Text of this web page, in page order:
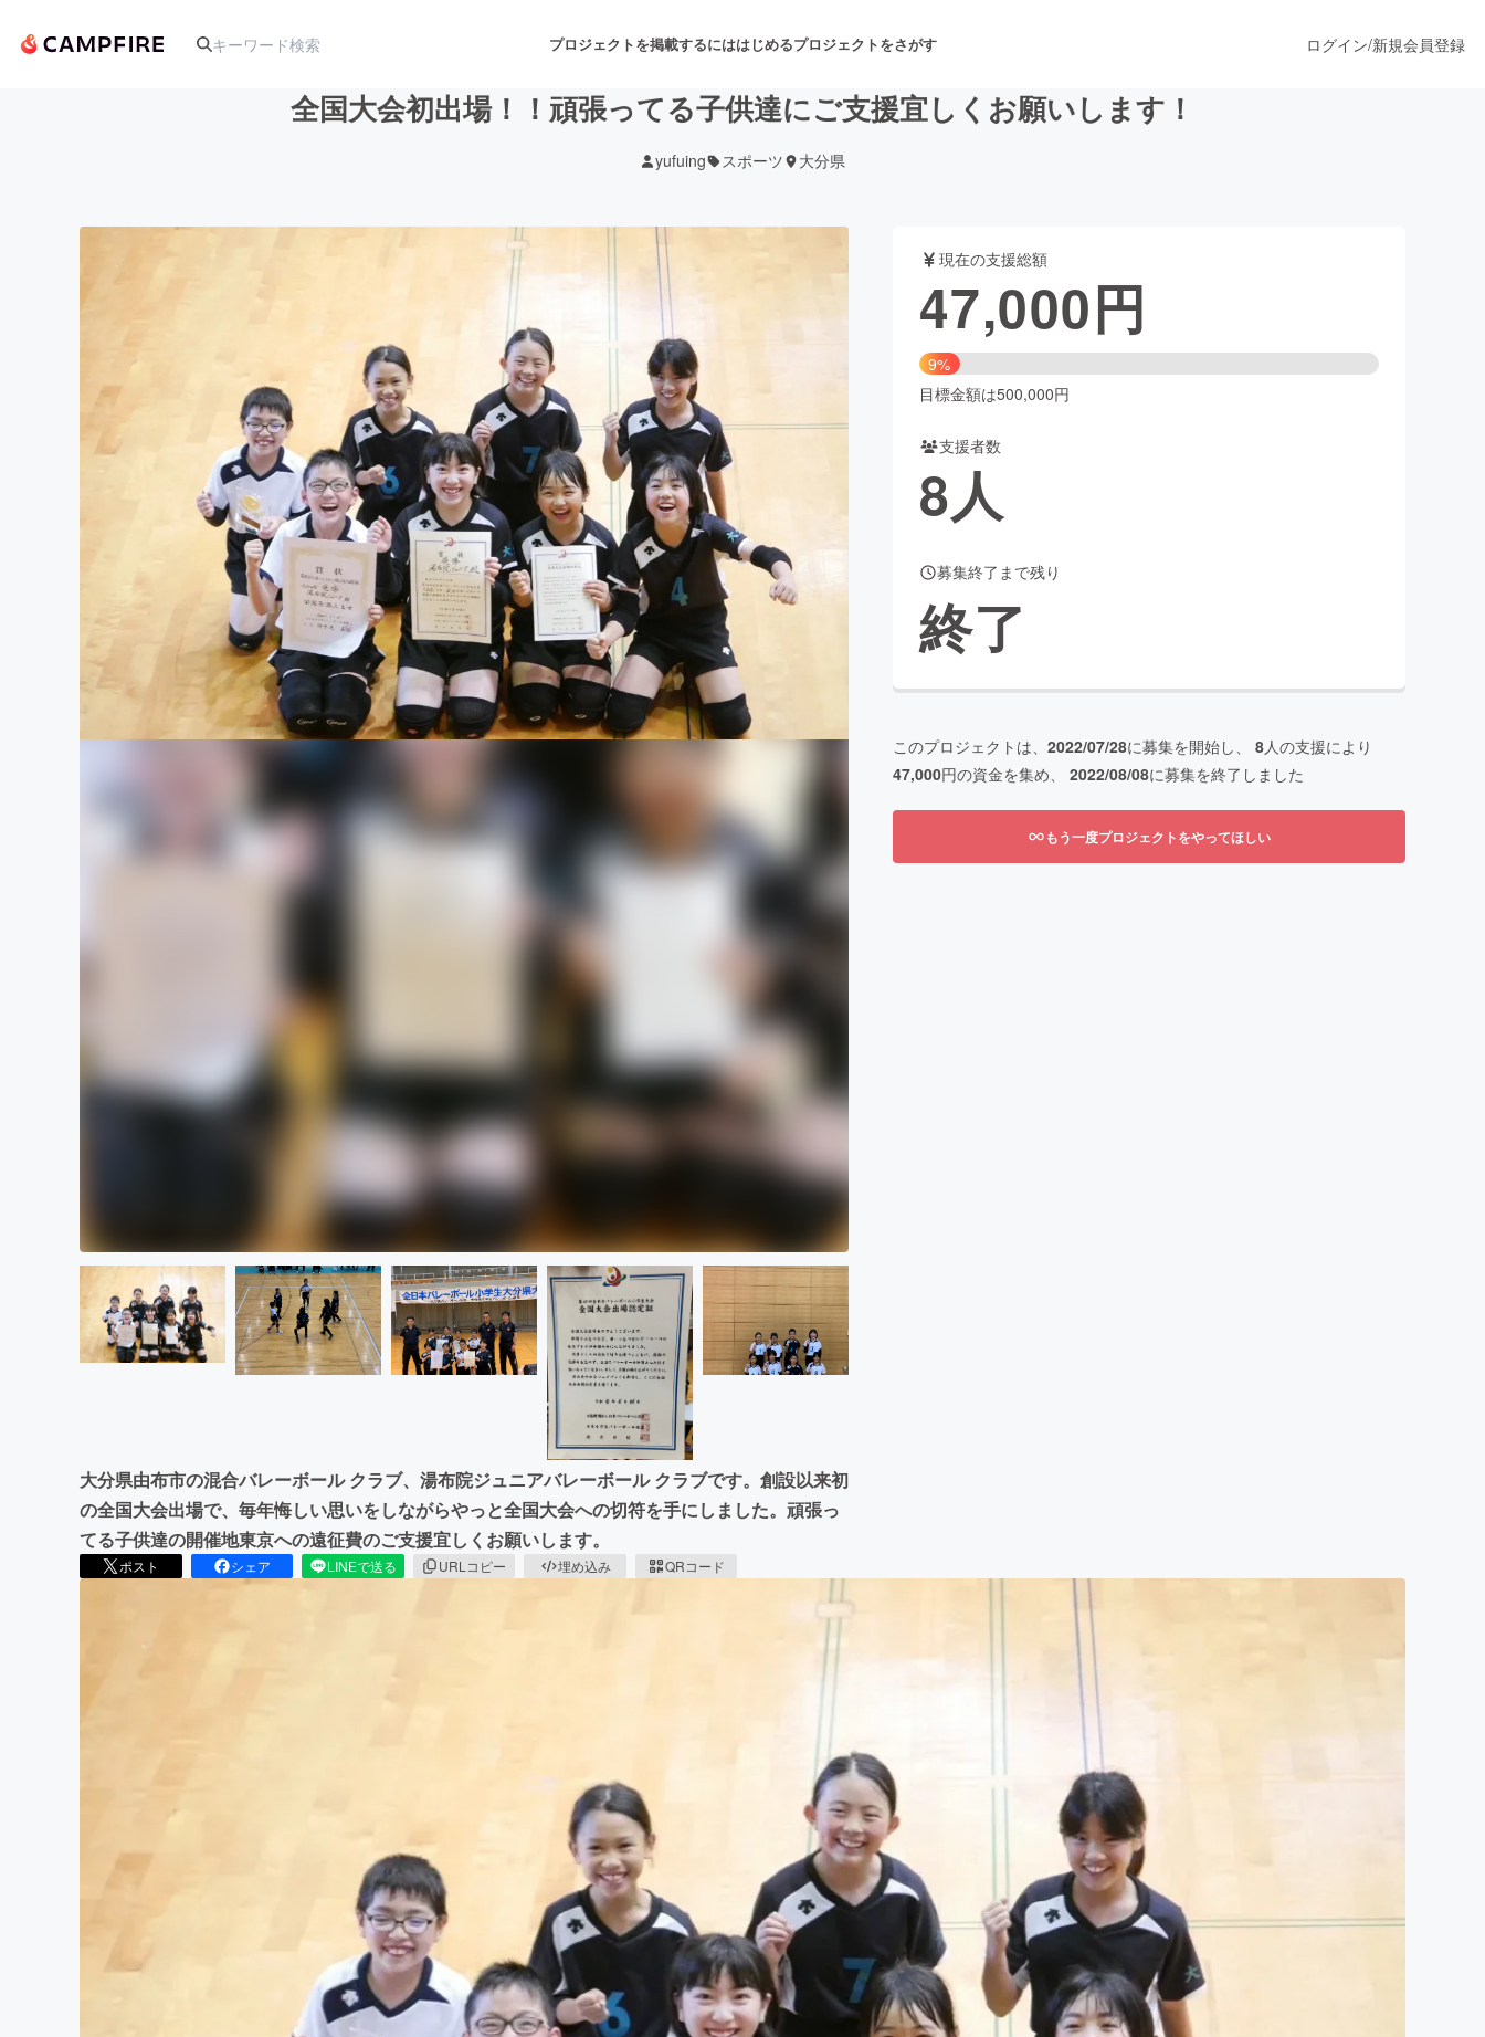
プロジェクトを掲載するにははじめるプロジェクトをさがす
音楽 舞台・パフォーマンス
ゲーム・サービス開発 ファッション
映像・映画 書籍・雑誌出版
ビジネス・起業 チャレンジ ビューティー・ヘルスケア
まちづくり・地域活性化
CAMPFIRE for Social Good
CAMPFIRE Creation
CAMPFIREふるさと納税
ログイン/新規会員登録
全国大会初出場！！頑張ってる子供達にご支援宜しくお願いします！
yufuing スポーツ 大分県
大分県由布市の混合バレーボール クラブ、湯布院ジュニアバレーボール クラブです。創設以来初
の全国大会出場で、毎年悔しい思いをしながらやっと全国大会への切符を手にしました︎。頑張っ
てる子供達の開催地東京への遠征費のご支援宜しくお願いします。
ポスト シェア LINEで送る URLコピー 埋め込み QRコード
現在の支援総額
47,000円
9%
目標金額は500,000円
支援者数
8人
募集終了まで残り
終了
このプロジェクトは、 2022/07/28に募集を開始し、 8人の支援により
47,000円の資金を集め、 2022/08/08に募集を終了しました
もう一度プロジェクトをやってほしい